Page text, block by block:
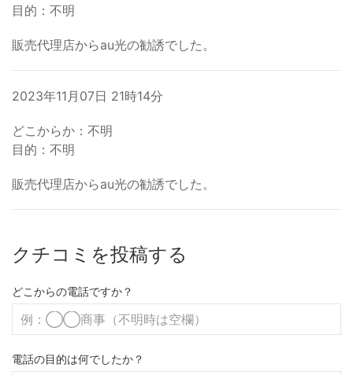
目的：不明
販売代理店からau光の勧誘でした。
2023年11月07日 21時14分
どこからか：不明
目的：不明
販売代理店からau光の勧誘でした。
クチコミを投稿する
どこからの電話ですか？
電話の目的は何でしたか？